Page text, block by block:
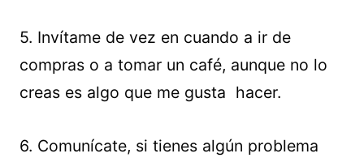
5. Invítame de vez en cuando a ir de
compras o a tomar un café, aunque no lo
creas es algo que me gusta hacer.
6. Comunícate, si tienes algún problema